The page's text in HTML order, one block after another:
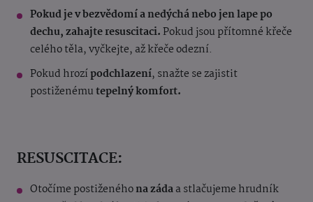
Pokud je v bezvědomí a nedýchá nebo jen lape po
dechu, zahajte resuscitaci.Pokud jsou přítomné křeče
celého těla, vyčkejte, až křeče odezní.
Pokud hrozípodchlazení, snažte se zajistit
postiženémutepelný komfort.
RESUSCITACE:
Otočíme postiženéhona zádaa stlačujeme hrudník